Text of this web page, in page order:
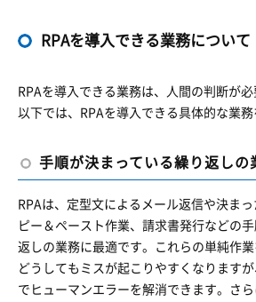
RPAを導入できる業務について
RPAを導入できる業務は、人間の判断が必
以下では、RPAを導入できる具体的な業務
手順が決まっている繰り返しの
RPAは、定型文によるメール返信や決ま
ピー＆ペースト作業、請求書発行などの
返しの業務に最適です。これらの単純作業
どうしてもミスが起こりやすくなります
でヒューマンエラーを解消できます。さ